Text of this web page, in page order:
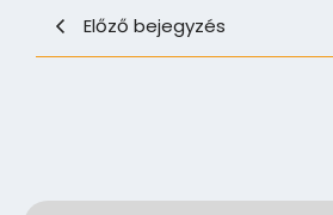
Előző bejegyzés